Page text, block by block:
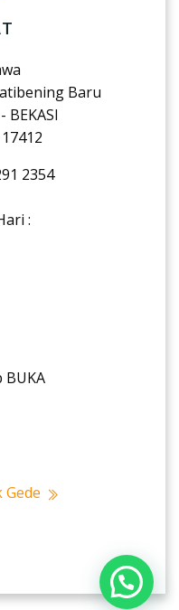
Baru
BEKASI
2354
: